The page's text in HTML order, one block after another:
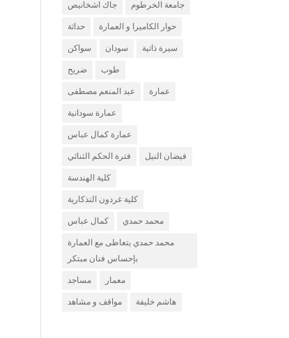
جاك اشخانيص جامعة الخرطوم
حداثة حوار الكاميرا و العمارة
سواكن سودان سيرة ذاتية
ضريح طوب
عبد المنعم مصطفى عمارة
عمارة سودانية
عمارة كمال عباس
فترة الحكم الثنائي فيضان النيل
كلية الهندسة
كلية غردون التذكارية
كمال عباس محمد حمدي
محمد حمدي يتعاطى مع العمارة
بإحساس فنان مبتكر
مساجد معمار
مواقف و مشاهد هاشم خليفة